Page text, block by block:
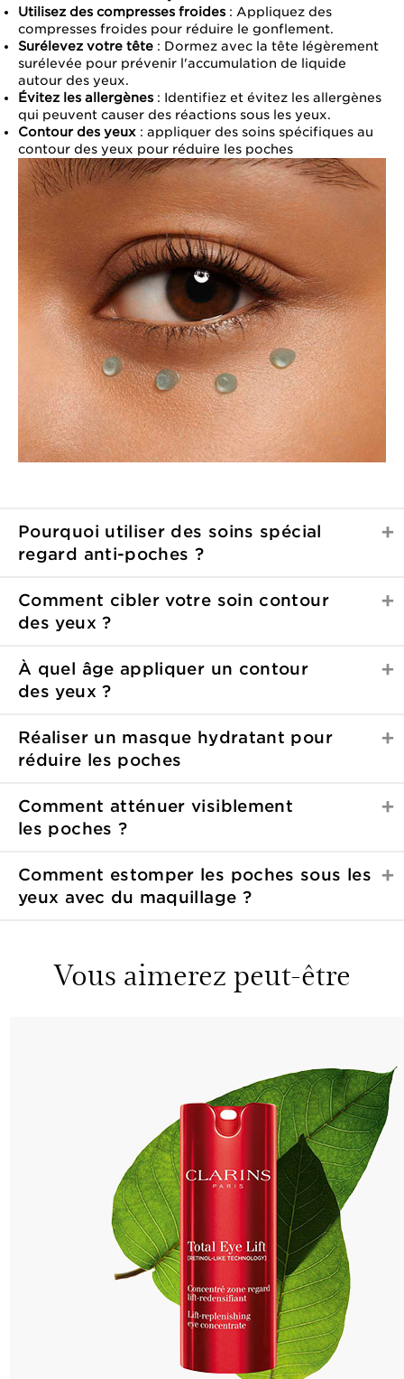
Utilisez des compresses froides : Appliquez des
compresses froides pour réduire le gonflement.
Surélevez votre tête : Dormez avec la tête légèrement
surélevée pour prévenir l'accumulation de liquide
autour des yeux.
Évitez les allergènes : Identifiez et évitez les allergènes
qui peuvent causer des réactions sous les yeux.
Contour des yeux : appliquer des soins spécifiques au
contour des yeux pour réduire les poches
Pourquoi utiliser des soins spécial
regard anti-poches ?
Comment cibler votre soin contour
des yeux ?
À quel âge appliquer un contour
des yeux ?
Réaliser un masque hydratant pour
réduire les poches
Comment atténuer visiblement
les poches ?
Comment estomper les poches sous les
yeux avec du maquillage ?
Vous aimerez peut-être